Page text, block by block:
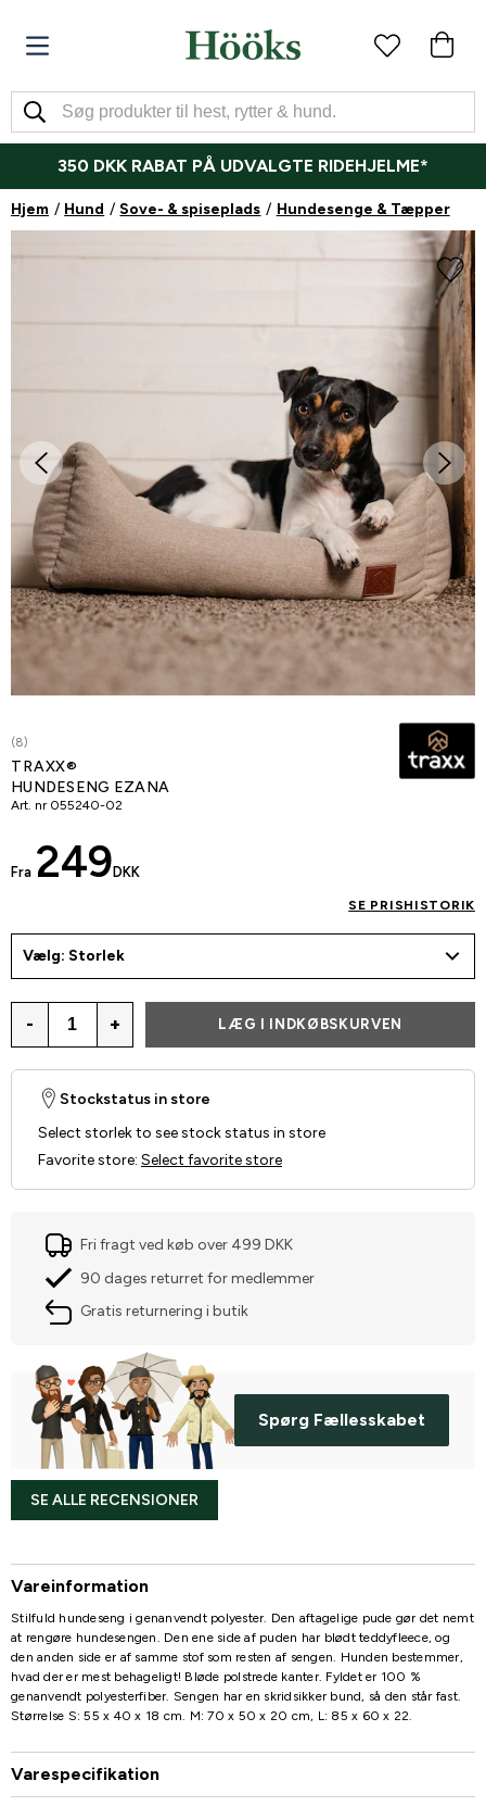
350 DKK RABAT PÅ UDVALGTE RIDEHJELME*
Hjem Hund Sove- & spiseplads Hundesenge & Tæpper
(8)
TRAXX®
HUNDESENG EZANA
Art. nr 055240-02
Fra 249 DKK
SE PRISHISTORIK
Vælg: Storlek
- + LÆG I INDKØBSKURVEN
Stockstatus in store
Select storlek to see stock status in store
Favorite store: Select favorite store
Fri fragt ved køb over 499 DKK
90 dages returret for medlemmer
Gratis returnering i butik
Spørg Fællesskabet
SE ALLE RECENSIONER
Vareinformation
Stilfuld hundeseng i genanvendt polyester. Den aftagelige pude gør det nemt
at rengøre hundesengen. Den ene side af puden har blødt teddyfleece, og
den anden side er af samme stof som resten af sengen. Hunden bestemmer,
hvad der er mest behageligt! Bløde polstrede kanter. Fyldet er 100 %
genanvendt polyesterfiber. Sengen har en skridsikker bund, så den står fast.
Størrelse S: 55 x 40 x 18 cm. M: 70 x 50 x 20 cm, L: 85 x 60 x 22.
Varespecifikation